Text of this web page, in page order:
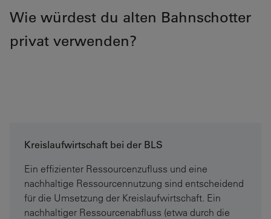
Wie würdest du alten Bahnschotter
privat verwenden?
Kreislaufwirtschaft bei der BLS
Ein effizienter Ressourcenzufluss und eine
nachhaltige Ressourcennutzung sind entscheidend
für die Umsetzung der Kreislaufwirtschaft. Ein
nachhaltiger Ressourcenabfluss (etwa durch die